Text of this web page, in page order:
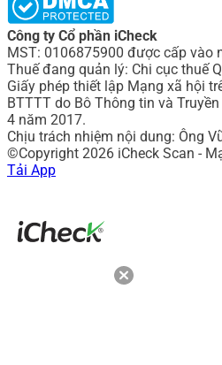
Công ty Cổ phần iCheck
MST: 0106875900 được cấp vào
Thuế đang quản lý: Chi cục thuế
Giấy phép thiết lập Mạng xã hội
BTTTT do Bô Thông tin và
4 năm 2017.
Chịu trách nhiệm nội dung: Ông
©Copyright 2026 iCheck Scan -
Tải App